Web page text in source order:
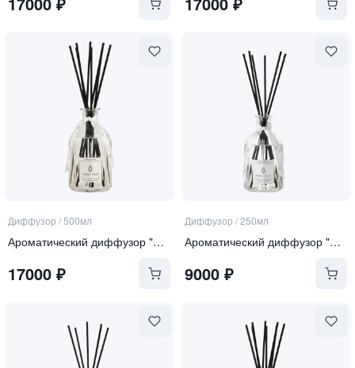
Диффузор /500мл
Ароматический диффузор "Soft Linen & Cotton"
17000 ₽
Диффузор /250мл
Ароматический диффузор "Sea Salt and Orchid"
9000₽